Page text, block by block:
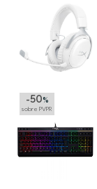
-50 %
sobre PVPR